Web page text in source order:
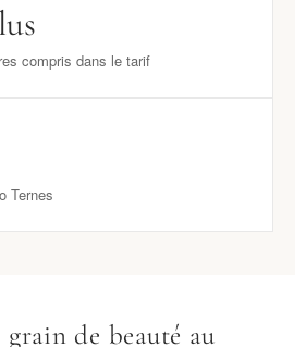
compris dans le tarif
Ternes
de beauté au